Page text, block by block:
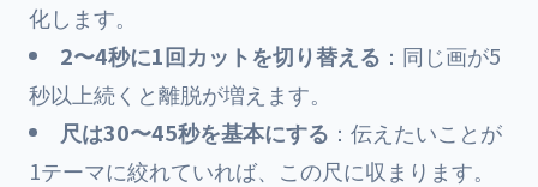
化します。
2〜4秒に1回カットを切り替える ：同じ画が5
秒以上続くと離脱が増えます。
尺は30〜45秒を基本にする ：伝えたいことが
1テーマに絞れていれば、この尺に収まります。